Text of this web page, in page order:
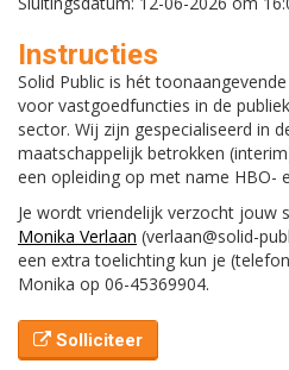
Instructies
Solid Public is hét
voor vastgoedfuncties in de
sector. Wij zijn gespecialiseerd in
maatschappelijk betrokken
een opleiding op met name HBO-
Je wordt vriendelijk verzocht jouw
Monika Verlaan (verlaan@solid-
een extra toelichting kun je
Monika op 06-45369904.
Solliciteer